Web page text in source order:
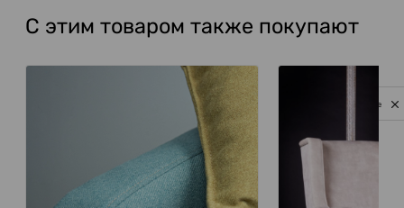
С этим товаром также покупают
Privacy notice